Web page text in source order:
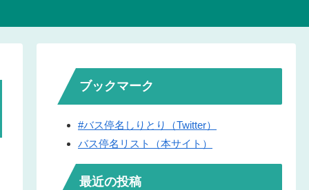
ブックマーク
#バス停名しりとり（Twitter）
バス停名リスト（本サイト）
最近の投稿